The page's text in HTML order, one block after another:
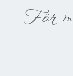
För